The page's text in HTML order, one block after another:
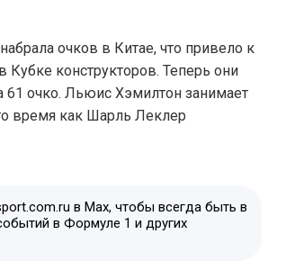
очков в Китае, что привело к
конструкторов. Теперь они
61 очко. Льюис Хэмилтон занимает
время как Шарль Леклер
в Max, чтобы всегда быть в
в Формуле 1 и других